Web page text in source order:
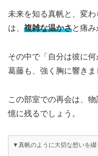
未来を知る真帆と、変
は、 複雑な温かさと痛み
その中で「自分は彼に
葛藤も、強く胸に響きま
この部室での再会は、
憶に残るでしょう。
▼真帆のように大切な想いを